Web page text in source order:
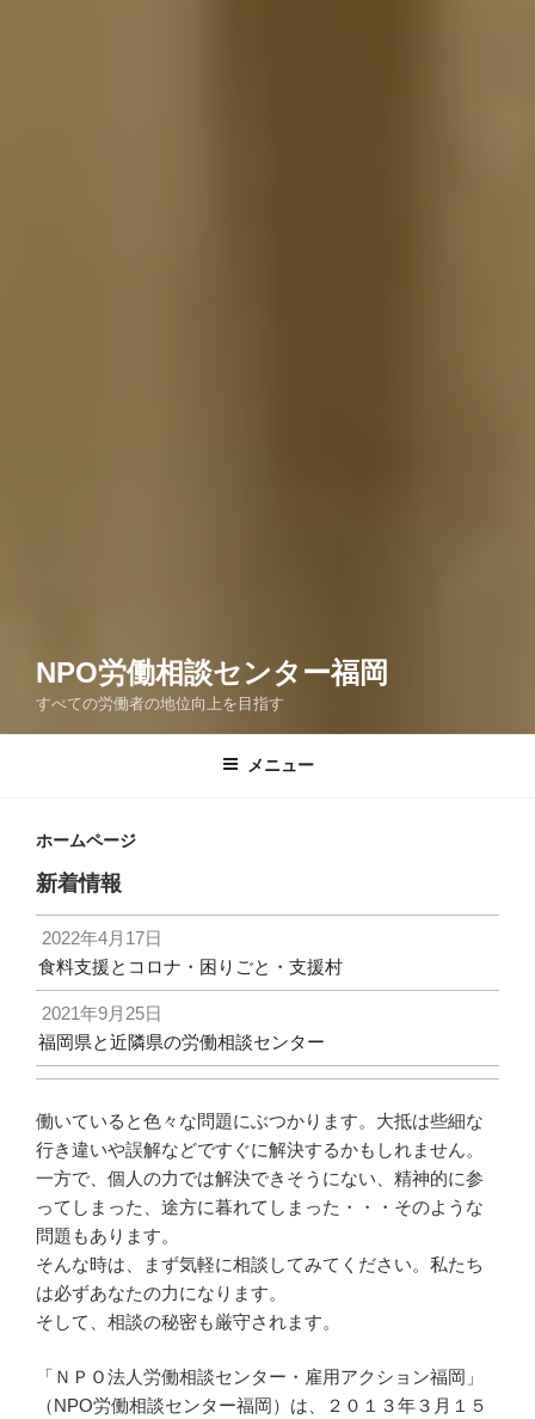
NPO労働相談センター福岡
すべての労働者の地位向上を目指す
メニュー
ホームページ
新着情報
2022年4月17日
食料支援とコロナ・困りごと・支援村
2021年9月25日
福岡県と近隣県の労働相談センター
働いていると色々な問題にぶつかります。大抵は些細な
行き違いや誤解などですぐに解決するかもしれません。
一方で、個人の力では解決できそうにない、精神的に参
ってしまった、途方に暮れてしまった・・・そのような
問題もあります。
そんな時は、まず気軽に相談してみてください。私たち
は必ずあなたの力になります。
そして、相談の秘密も厳守されます。
「ＮＰＯ法人労働相談センター・雇用アクション福岡」
（NPO労働相談センター福岡）は、２０１３年３月１５